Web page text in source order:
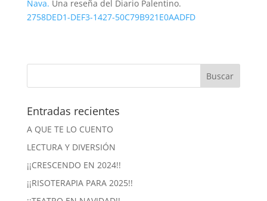
Nava. Una reseña del Diario Palentino.
2758DED1-DEF3-1427-50C79B921E0AADFD
Entradas recientes
A QUE TE LO CUENTO
LECTURA Y DIVERSIÓN
¡¡CRESCENDO EN 2024!!
¡¡RISOTERAPIA PARA 2025!!